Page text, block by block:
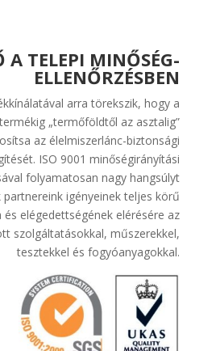
A TELEPI MINŐSÉG-
ELLENŐRZÉSBEN
arra törekszik, hogy a
„termőföldtől az asztalig”
az élelmiszerlánc-biztonsági
ISO 9001 minőségirányítási
folyamatosan nagy hangsúlyt
igényeinek teljes körű
és elégedettségének elérésére az
szolgáltatásokkal, műszerekkel,
tesztekkel és fogyóanyagokkal.